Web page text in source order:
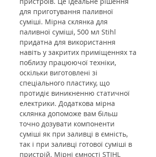
для приготування паливної
суміші. Мірна склянка для
паливної суміші, 500 мл Stihl
придатна для використання
навіть у закритих приміщеннях та
поблизу працюючої техніки,
оскільки виготовлені зі
спеціального пластику, що
протидіє виникненню статичної
електрики. Додаткова мірна
склянка допоможе вам більш
точно дозувати компоненти
суміші як при заливці в ємність,
так і при заливці готової суміші в
пристрій. Мірні ємності STIHL